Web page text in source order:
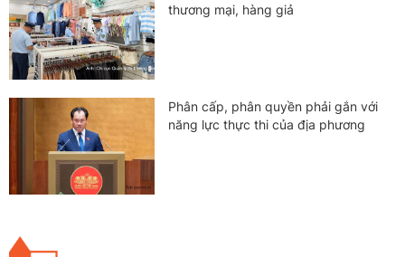
thương mại, hàng giả
Phân cấp, phân quyền phải gắn với
năng lực thực thi của địa phương